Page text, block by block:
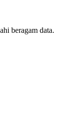
beragam data.